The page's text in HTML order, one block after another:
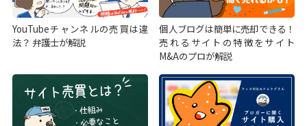
YouTubeチャンネルの売買は違
法？ 弁護士が解説
個人ブログは簡単に売却できる！
売れるサイトの特徴をサイト
M&Aのプロが解説